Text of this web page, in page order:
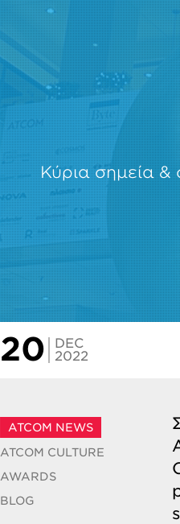
Κύρια σημεία
20
DEC
2022
ATCOM NEWS
ATCOM CULTURE
AWARDS
BLOG